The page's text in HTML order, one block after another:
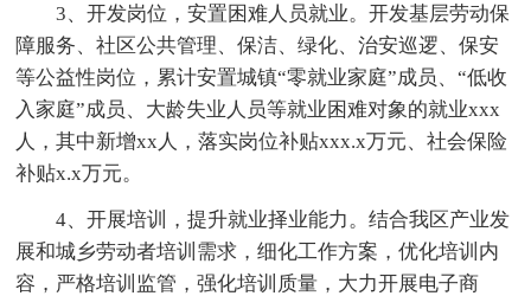
3、开发岗位，安置困难人员就业。开发基层劳动保
障服务、社区公共管理、保洁、绿化、治安巡逻、保安
等公益性岗位，累计安置城镇“零就业家庭”成员、“低收
入家庭”成员、大龄失业人员等就业困难对象的就业xxx
人，其中新增xx人，落实岗位补贴xxx.x万元、社会保险
补贴x.x万元。
4、开展培训，提升就业择业能力。结合我区产业发
展和城乡劳动者培训需求，细化工作方案，优化培训内
容，严格培训监管，强化培训质量，大力开展电子商